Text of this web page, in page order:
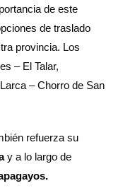
de este
de traslado
provincia. Los
– El Talar,
– Chorro de San
refuerza su
y a lo largo de